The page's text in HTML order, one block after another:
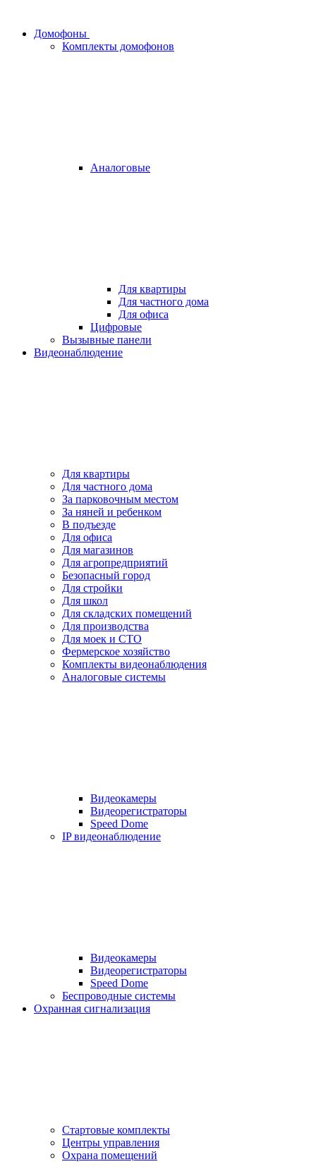
Домофоны
Комплекты домофонов
Аналоговые
Для квартиры
Для частного дома
Для офиса
Цифровые
Вызывные панели
Видеонаблюдение
Для квартиры
Для частного дома
За парковочным местом
За няней и ребенком
В подъезде
Для офиса
Для магазинов
Для агропредприятий
Безопасный город
Для стройки
Для школ
Для складских помещений
Для производства
Для моек и СТО
Фермерское хозяйство
Комплекты видеонаблюдения
Аналоговые системы
Видеокамеры
Видеорегистраторы
Speed Dome
IP видеонаблюдение
Видеокамеры
Видеорегистраторы
Speed Dome
Беспроводные системы
Охранная сигнализация
Стартовые комплекты
Центры управления
Охрана помещений